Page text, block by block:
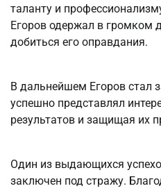
таланту и
Егоров одержал в громком
добиться его оправдания.
В дальнейшем Егоров стал
успешно представлял
результатов и защищая их
Один из выдающихся
заключен под стражу.